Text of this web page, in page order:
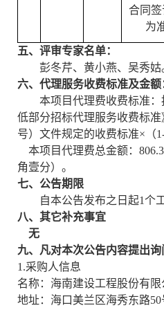
合同
为
五、评审专家名单：
彭冬芹、黄小燕、吴秀姑
六、代理服务收费标准及金额
本项目代理费收费标准：
低部分招标代理服务收费标准
号）文件规定的收费标准×（1-
本项目代理费总金额：
角壹分） 。
七、公告期限
自本公告发布之日起1个
八、其它补充事宜
无
九、凡对本次公告内容提出询
1.采购人信息
名称：海南建设工程股份有限
地址：海口美兰区海秀东路